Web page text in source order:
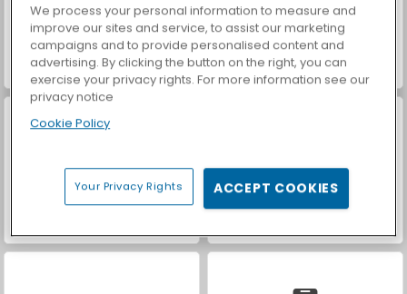
Farm Merge Valley Hidden Object: Street of Secrets
We process your personal information to measure and
improve our sites and service, to assist our marketing
campaigns and to provide personalised content and
advertising. By clicking the button on the right, you can
exercise your privacy rights. For more information see our
privacy notice
Cookie Policy
Your Privacy Rights ACCEPT COOKIES